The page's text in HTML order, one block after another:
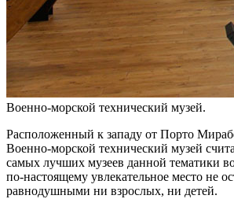
Военно-морской технический музей.
Расположенный к западу от Порто
Военно-морской технический музей
самых лучших музеев данной тематики
по-настоящему увлекательное место не
равнодушными ни взрослых, ни детей.